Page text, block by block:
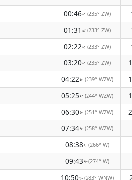
00:46↑(235° ZW)
01:31↑(233° ZW)
02:22↑(233° ZW)
03:20↑(235° ZW)
04:22↑(239° WZW)
05:25↑(244° WZW)
06:30↑(251° WZW)
07:34↑(258° WZW)
08:38↑(266° W)
09:43↑(274° W)
10:50↑(283° WNW)